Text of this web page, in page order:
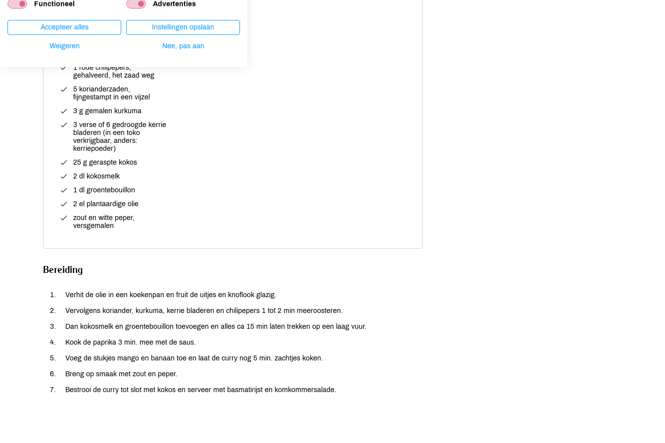
75 g groene paprika,
gehalveerd, zaad en
1 cm gesneden
1 rode chilipepers,
gehalveerd, het zaad weg
5 korianderzaden,
fijngestampt in een vijzel
3 g gemalen kurkuma
3 verse of 6 gedroogde kerrie
bladeren (in een toko
verkrijgbaar, anders:
kerriepoeder)
25 g geraspte kokos
2 dl kokosmelk
1 dl groentebouillon
2 el plantaardige olie
zout en witte peper,
versgemalen
Bereiding
Verhit de olie in een koekenpan en fruit de uitjes en knoflook glazig.
Vervolgens koriander, kurkuma, kerrie bladeren en chilipepers 1 tot 2 min meeroosteren.
Dan kokosmelk en groentebouillon toevoegen en alles ca 15 min laten trekken op een laag vuur.
Kook de paprika 3 min. mee met de saus.
Voeg de stukjes mango en banaan toe en laat de curry nog 5 min. zachtjes koken.
Breng op smaak met zout en peper.
Bestrooi de curry tot slot met kokos en serveer met basmatirijst en komkommersalade.
Functioneel Advertenties
Accepteer alles Instellingen opslaan
Weigeren Nee, pas aan